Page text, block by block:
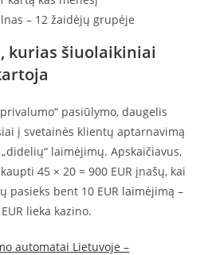
– 12 žaidėjų grupėje
kurias šiuolaikiniai
pasiūlymo, daugelis
į svetainės klientų aptarnavimą
laimėjimų. Apskaičiavus,
45 × 20 = 900 EUR įnašų, kai
pasieks bent 10 EUR laimėjimą –
lieka kazino.
automatai Lietuvoje –